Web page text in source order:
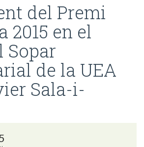
del Premi
2015 en el
Sopar
de la UEA
Sala-i-